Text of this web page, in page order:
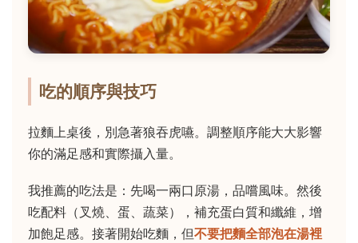
吃的順序與技巧
拉麵上桌後，別急著狼吞虎嚥。調整順序能大大影響
你的滿足感和實際攝入量。
我推薦的吃法是：先喝一兩口原湯，品嚐風味。然後
吃配料（叉燒、蛋、蔬菜），補充蛋白質和纖維，增
加飽足感。接著開始吃麵，但不要把麵全部泡在湯裡